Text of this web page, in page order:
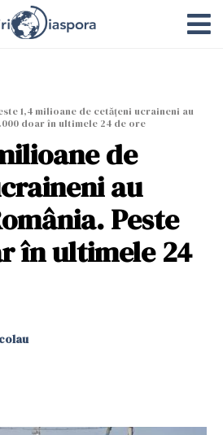
1,4 milioane de cetăţeni ucraineni au
doar în ultimele 24 de ore
de
au
Peste
în ultimele 24